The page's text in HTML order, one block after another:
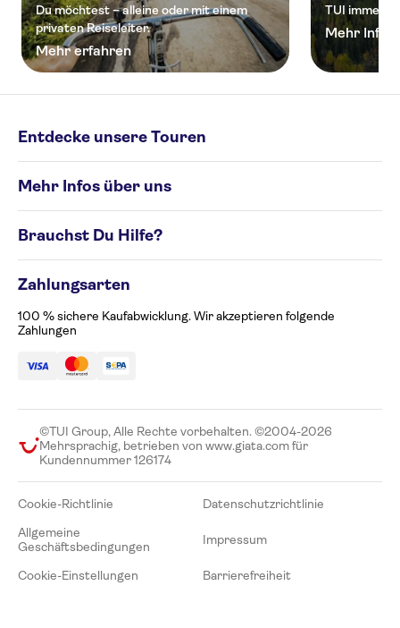
Du möchtest – alleine oder mit einem
privaten Reiseleiter.
Mehr erfahren
TUI immer
Mehr Info
Entdecke unsere Touren
Erstelle Deine eigene Tour
Mehr Infos über uns
Datenschutzrichtlinie
Allgemeine Geschäftsbedingungen
Impressum
Cookie-Einstellungen
Barrierefreiheit
Brauchst Du Hilfe?
Samstag von 10:00-18:00
tours.germany@tui.com
Beschwerdeformular
Zahlungsarten
100 % sichere Kaufabwicklung. Wir akzeptieren folgende
Zahlungen
©TUI Group, Alle Rechte vorbehalten. ©2004-2026
Mehrsprachig, betrieben von www.giata.com für
Kundennummer 126174
Cookie-Richtlinie
Datenschutzrichtlinie
Allgemeine
Geschäftsbedingungen
Impressum
Cookie-Einstellungen Barrierefreiheit